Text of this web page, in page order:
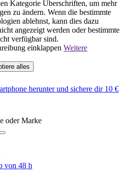
Kategorie Überschriften, um mehr
zu ändern. Wenn die bestimmte
ablehnst, kann dies dazu
angezeigt werden oder bestimmte
verfügbar sind.
einklappen Weitere
alles
herunter und sichere dir 10 €
oder Marke
von 48 h